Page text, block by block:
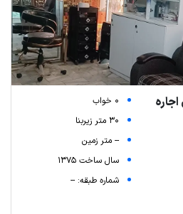
0 خواب
30 متر زیربنا
-- متر زمین
سال ساخت 1375
شماره طبقه: --